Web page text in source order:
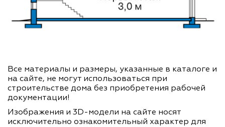
Все материалы и размеры, указанные в каталоге и
на сайте, не могут использоваться при
строительстве дома без приобретения рабочей
документации!
Изображения и 3D-модели на сайте носят
исключительно ознакомительный характер для